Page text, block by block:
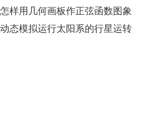
怎样用几何画板作正弦函数图象
动态模拟运行太阳系的行星运转